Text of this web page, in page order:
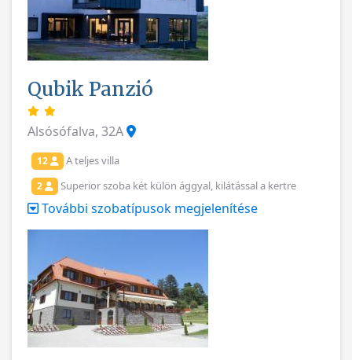
Qubik Panzió
Alsósófalva, 32A
12 A teljes villa
2 Superior szoba két külön ággyal, kilátással a kertre
További szobatípusok megjelenítése